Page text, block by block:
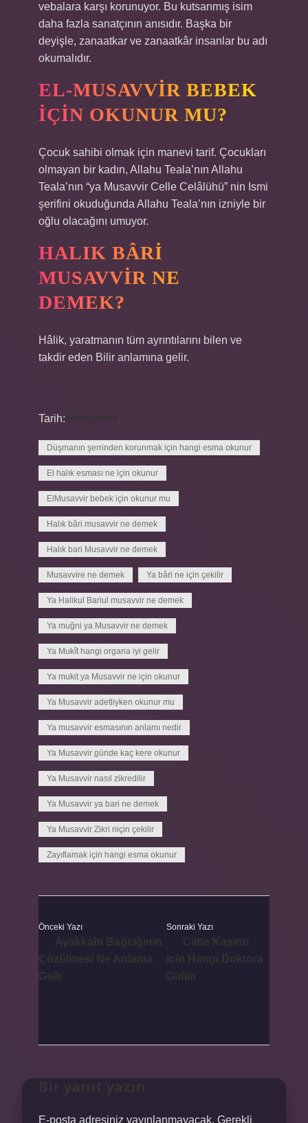
vebalara karşı korunuyor. Bu kutsanmış isim
daha fazla sanatçının anısıdır. Başka bir
deyişle, zanaatkar ve zanaatkâr insanlar bu adı
okumalıdır.
EL-MUSAVVIR BEBEK
IÇIN OKUNUR MU?
Çocuk sahibi olmak için manevi tarif. Çocukları
olmayan bir kadın, Allahu Teala’nın Allahu
Teala’nın “ya Musavvir Celle Celâlühü” nin Ismi
şerifini okuduğunda Allahu Teala’nın izniyle bir
oğlu olacağını umuyor.
HALIK BÂRI
MUSAVVIR NE
DEMEK?
Hâlik, yaratmanın tüm ayrıntılarını bilen ve
takdir eden Bilir anlamına gelir.
Tarih:
Düşmanın şerrinden korunmak için hangi esma okunur
El halık esması ne için okunur
ElMusavvir bebek için okunur mu
Halık bâri musavvir ne demek
Halık bari Musavvir ne demek
Musavvire ne demek Ya bâri ne için çekilir
Ya Halikul Bariul musavvir ne demek
Ya muğni ya Musavvir ne demek
Ya Mukît hangi organa iyi gelir
Ya mukit ya Musavvir ne için okunur
Ya Musavvir adetliyken okunur mu
Ya musavvir esmasının anlamı nedir
Ya Musavvir günde kaç kere okunur
Ya Musavvir nasıl zikredilir
Ya Musavvir ya bari ne demek
Ya Musavvir Zikri niçin çekilir
Zayıflamak için hangi esma okunur
Önceki Yazı Sonraki Yazı
E-posta adresiniz yayınlanmayacak. Gerekli